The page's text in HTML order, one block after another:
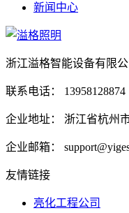
新闻中心
浙江溢格智能设备有限公
联系电话： 13958128874
企业地址： 浙江省杭州
企业邮箱：
友情链接
亮化工程公司